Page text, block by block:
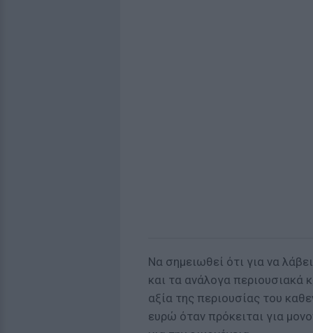
Να σημειωθεί ότι για να
και τα ανάλογα περιουσιακά
αξία της περιουσίας του
ευρώ όταν πρόκειται για